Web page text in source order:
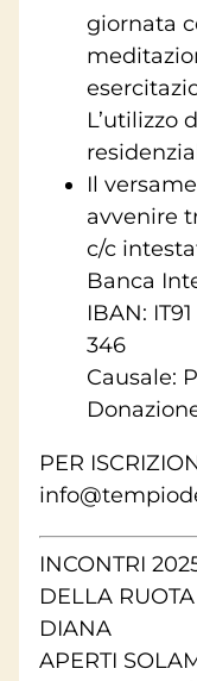
giornata
L’utilizzo
Il
avvenire
c/c
Banca
IBAN:
346
Causale:
PER
INCONTRI
DELLA
DIANA
APERTI